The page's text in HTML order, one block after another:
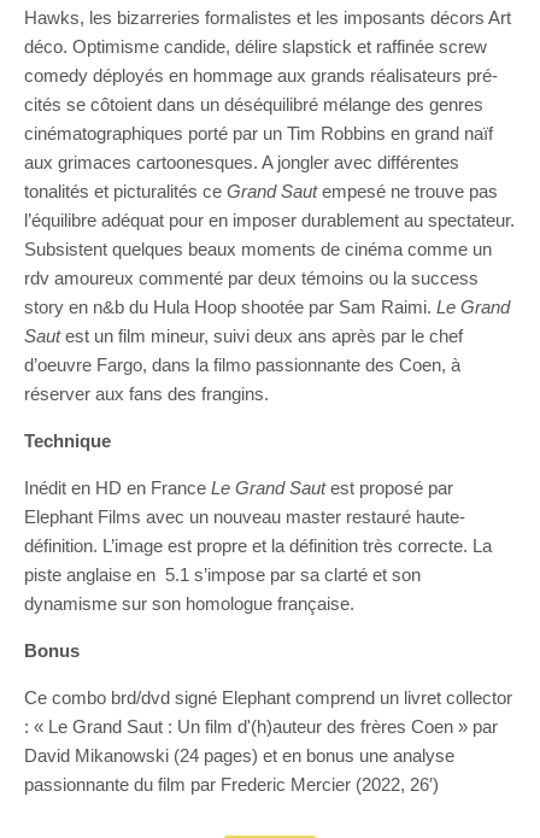
Hawks, les bizarreries formalistes et les imposants décors Art
déco. Optimisme candide, délire slapstick et raffinée screw
comedy déployés en hommage aux grands réalisateurs pré-
cités se côtoient dans un déséquilibré mélange des genres
cinématographiques porté par un Tim Robbins en grand naïf
aux grimaces cartoonesques. A jongler avec différentes
tonalités et picturalités ce Grand Sautempesé ne trouve pas
l’équilibre adéquat pour en imposer durablement au spectateur.
Subsistent quelques beaux moments de cinéma comme un
rdv amoureux commenté par deux témoins ou la success
story en n&b du Hula Hoop shootée par Sam Raimi. Le Grand
Sautest un film mineur, suivi deux ans après par le chef
d’oeuvre Fargo, dans la filmo passionnante des Coen, à
réserver aux fans des frangins.
Technique
Inédit en HD en France Le Grand Sautest proposé par
Elephant Films avec un nouveau master restauré haute-
définition. L’image est propre et la définition très correcte. La
piste anglaise en 5.1 s’impose par sa clarté et son
dynamisme sur son homologue française.
Bonus
Ce combo brd/dvd signé Elephant comprend un livret collector
: « Le Grand Saut : Un film d'(h)auteur des frères Coen » par
David Mikanowski (24 pages) et en bonus une analyse
passionnante du film par Frederic Mercier (2022, 26′)